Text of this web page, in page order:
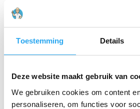
Toestemming Details
Deze website maakt gebruik van
We gebruiken cookies om content
personaliseren, om functies voor
keuze binnen een HACCP-
allergenen-beheer. Deze borstel is
vaatwasserbestendig is voor een
Gerelateerde producten